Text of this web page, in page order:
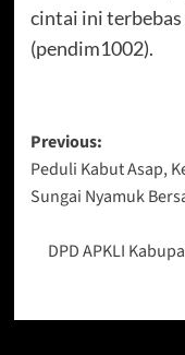
cintai ini terbebas
(pendim1002).
Post
navigation
Previous:
Peduli Kabut Asap,
Sungai Nyamuk
DPD APKLI